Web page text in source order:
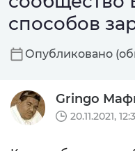
способов
Опубликовано
Gringo
20.11.2021,